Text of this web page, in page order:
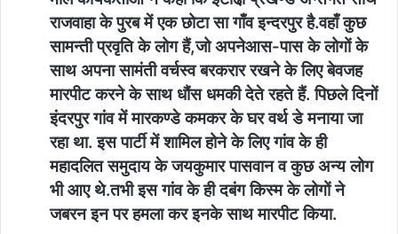
राजवाहा के पुरब में एक छोटा सा गाँव इन्दरपुर है.वहाँ कुछ
सामन्ती प्रवृति के लोग हैं,जो अपनेआस-पास के लोगों के
साथ अपना सामंती वर्चस्व बरकरार रखने के लिए बेवजह
मारपीट करने के साथ धौंस धमकी देते रहते हैं. पिछले दिनों
इंदरपुर गांव में मारकण्डे कमकर के घर वर्थ डे मनाया जा
रहा था. इस पार्टी में शामिल होने के लिए गांव के ही
महादलित समुदाय के जयकुमार पासवान व कुछ अन्य लोग
भी आए थे.तभी इस गांव के ही दबंग किस्म के लोगों ने
जबरन इन पर हमला कर इनके साथ मारपीट किया.